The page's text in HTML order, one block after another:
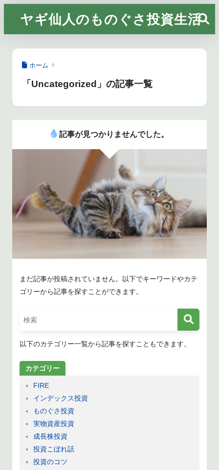
ヤギ仙人のものぐさ投資生活
ホーム
「Uncategorized」の記事一覧
記事が見つかりませんでした。
まだ記事が投稿されていません。以下でキーワードやカテ
ゴリーから記事を探すことができます。
以下のカテゴリー一覧から記事を探すこともできます。
カテゴリー
FIRE
インデックス投資
ものぐさ投資
実物資産投資
成長株投資
投資こぼれ話
投資のコツ